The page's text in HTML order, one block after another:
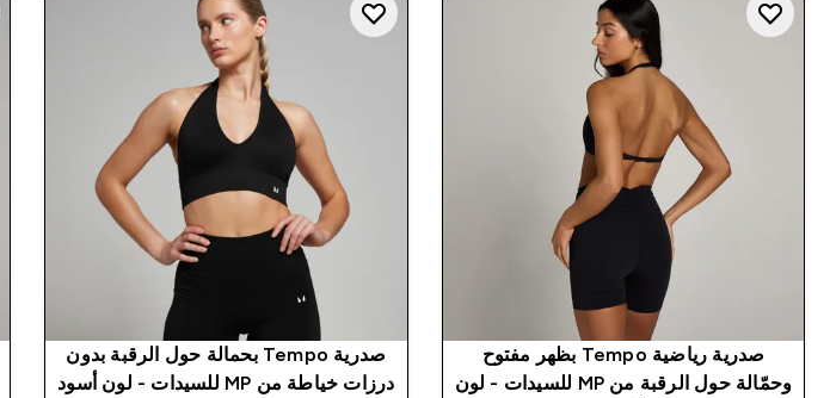
صدرية رياضية Tempo بظهر مفتوح
وحمّالة حول الرقبة من MP للسيدات - لون
صدرية Tempo بحمالة حول الرقبة بدون
درزات خياطة من MP للسيدات - لون أسود